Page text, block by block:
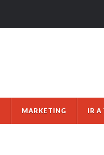
MARKETING IR A